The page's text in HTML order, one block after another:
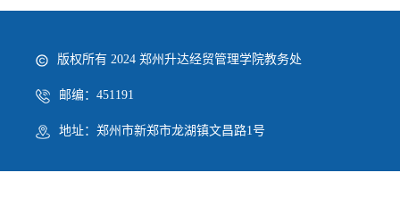
版权所有 2024 郑州升达经贸管理学院教务处
邮编：451191
地址：郑州市新郑市龙湖镇文昌路1号